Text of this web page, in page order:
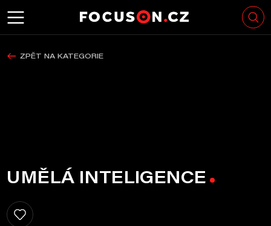
ZPĚT NA KATEGORIE
UMĚLÁ INTELIGENCE